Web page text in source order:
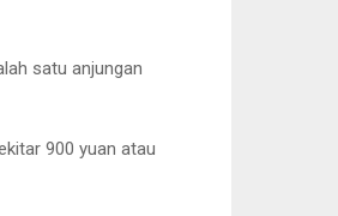
satu anjungan
900 yuan atau